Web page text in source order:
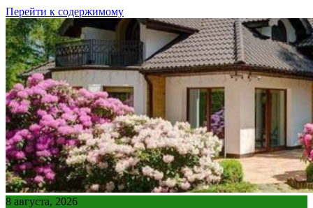
Перейти к содержимому
8 августа, 2026